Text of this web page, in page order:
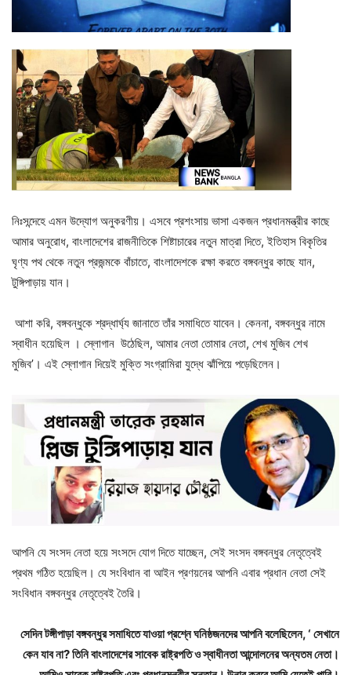
নিঃসন্দেহে এমন উদ্যোগ অনুকরণীয়। এসবে প্রশংসায় ভাসা একজন প্রধানমন্ত্রীর কাছে
আমার অনুরোধ, বাংলাদেশের রাজনীতিকে শিষ্টাচারের নতুন মাত্রা দিতে, ইতিহাস বিকৃতির
ঘৃণ্য পথ থেকে নতুন প্রজন্মকে বাঁচাতে, বাংলাদেশকে রক্ষা করতে বঙ্গবন্ধুর কাছে যান,
টুঙ্গিপাড়ায় যান।
আশা করি, বঙ্গবন্ধুকে শ্রদ্ধার্ঘ্য জানাতে তাঁর সমাধিতে যাবেন। কেননা, বঙ্গবন্ধুর নামে
স্বাধীন হয়েছিল । স্লোগান উঠেছিল, আমার নেতা তোমার নেতা, শেখ মুজিব শেখ
মুজিব’। এই স্লোগান দিয়েই মুক্তি সংগ্রামিরা যুদ্ধে ঝাঁপিয়ে পড়েছিলেন।
আপনি যে সংসদ নেতা হয়ে সংসদে যোগ দিতে যাচ্ছেন, সেই সংসদ বঙ্গবন্ধুর নেতৃত্বেই
প্রথম গঠিত হয়েছিল। যে সংবিধান বা আইন প্রণয়নের আপনি এবার প্রধান নেতা সেই
সংবিধান বঙ্গবন্ধুর নেতৃত্বেই তৈরি।
সেদিন টঙ্গীপাড়া বঙ্গবন্ধুর সমাধিতে যাওয়া প্রশ্নে ঘনিষ্ঠজনদের আপনি বলেছিলেন, ‘ সেখানে
কেন যাব না? তিনি বাংলাদেশের সাবেক রাষ্ট্রপতি ও স্বাধীনতা আন্দোলনের অন্যতম নেতা।